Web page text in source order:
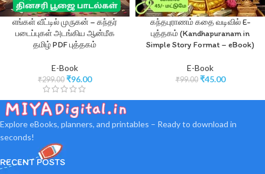
எங்கள் வீட்டில் முருகன் – கந்தர்
படைப்புகள் அடங்கிய ஆன்மீக
தமிழ் PDF புத்தகம்
E-Book
₹299.00 ₹96.00
கந்தபுராணம் கதை வடிவில் E-
புத்தகம் (Kandhapuranam in
Simple Story Format – eBook)
E-Book
₹99.00 ₹45.00
Explore eBooks, planners, and printables – Ready to download in
seconds!
RECENT POSTS